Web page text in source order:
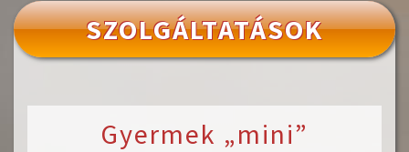
SZOLGÁLTATÁSOK
Gyermek „mini”